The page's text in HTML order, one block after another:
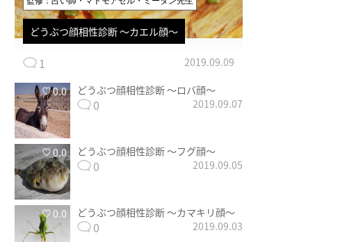
どうぶつ顔相性診断 〜カエル顔〜
1 2019.09.09
0.0 どうぶつ顔相性診断 〜ロバ顔〜
0 2019.09.07
0.0 どうぶつ顔相性診断 〜フグ顔〜
0 2019.09.05
0.0 どうぶつ顔相性診断 〜カマキリ顔〜
0 2019.09.03